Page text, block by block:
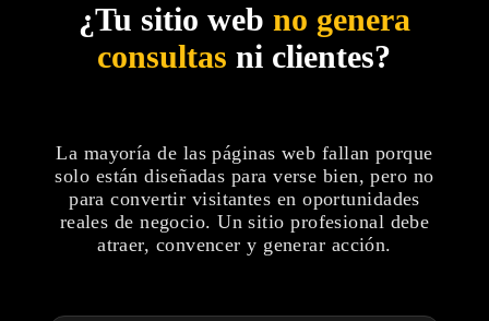
¿Tu sitio web no genera
consultas ni clientes?
La mayoría de las páginas web fallan porque
solo están diseñadas para verse bien, pero no
para convertir visitantes en oportunidades
reales de negocio. Un sitio profesional debe
atraer, convencer y generar acción.